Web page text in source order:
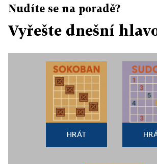
Nudíte se na poradě?
Vyřešte dnešní
HRÁT